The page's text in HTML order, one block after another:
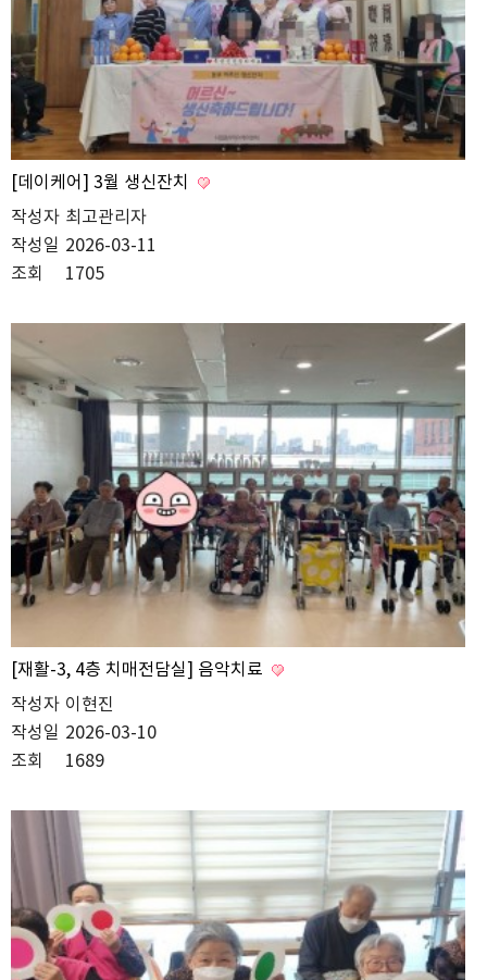
[데이케어] 3월 생신잔치
작성자 최고관리자
작성일 2026-03-11
조회
1705
[재활-3, 4층 치매전담실] 음악치료
작성자 이현진
작성일 2026-03-10
조회
1689